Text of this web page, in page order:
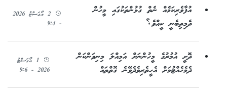
އުފާވެރިކަމެއް ނެތް ގުޅުންތަކުގައި މީހުން
ދެމިތިބެނީ ކީއްވެ؟
2 އޯގަސްޓު 2026
- 9:4
ދޮށީ އުމުރުގެ މީހުންނަށް އަމިއްލަ މިނިވަންކަން
ދެމެހެއްޓުމަށް އެހީތެރިވެދެވޭނެ ގޮތްތައް
1 އޯގަސްޓު
2026 - 9:6